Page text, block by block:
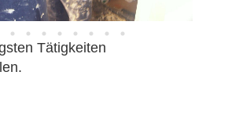
Tätigkeiten